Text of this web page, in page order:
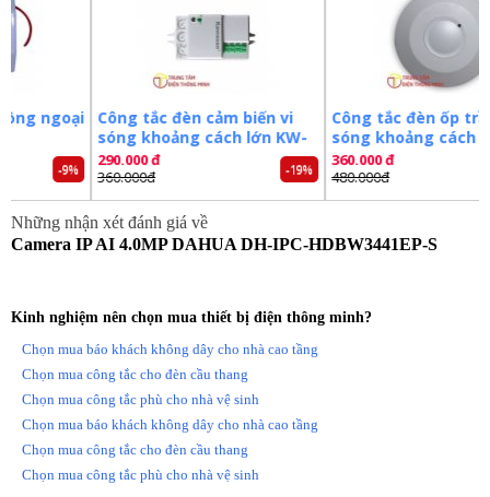
– Tầm xa hồng ngoại 50m với công nghệ hồng ngoại thông minh.
– Camera Dahua tích hợp mic, hỗ trợ khe cắm thẻ nhớ 256GB.
– Hỗ trợ tên miền DSSDDNS, P2P.
– Ống kính cố định 3.6mm.
– Chuẩn chống nước IP67, chống va đập IK10.
– Điện áp DC12V hoặc PoE (802.3af), công suất <7.3W.
– Nhiệt độ hoạt động : -40° C ~ +60° C.
– Xuất xứ: Trung Quốc.
– Bảo hành: 24 tháng.
nhất. Tham khảo thêm hình ảnh và thông tin tại:
http://trungtamdienthongminh.com
Tags: Camera dahua Camera ghi hình
Camera an ninh
Camera quan sát
Công tắc đèn cảm biến vi
sóng khoảng cách lớn KW-
RS02D
290.000 đ
360.000đ
Công tắc đèn ốp trần vi
sóng khoảng cách lớn
RS03B
360.000 đ
480.000đ
Những nhận xét đánh giá về
Camera IP AI 4.0MP DAHUA DH-IPC-HDBW3441EP-S
Kinh nghiệm nên chọn mua thiết bị điện thông minh?
Chọn mua báo khách không dây cho nhà cao tầng
Chọn mua công tắc cho đèn cầu thang
Chọn mua công tắc phù cho nhà vệ sinh
Chọn mua báo khách không dây cho nhà cao tầng
Chọn mua công tắc cho đèn cầu thang
Chọn mua công tắc phù cho nhà vệ sinh